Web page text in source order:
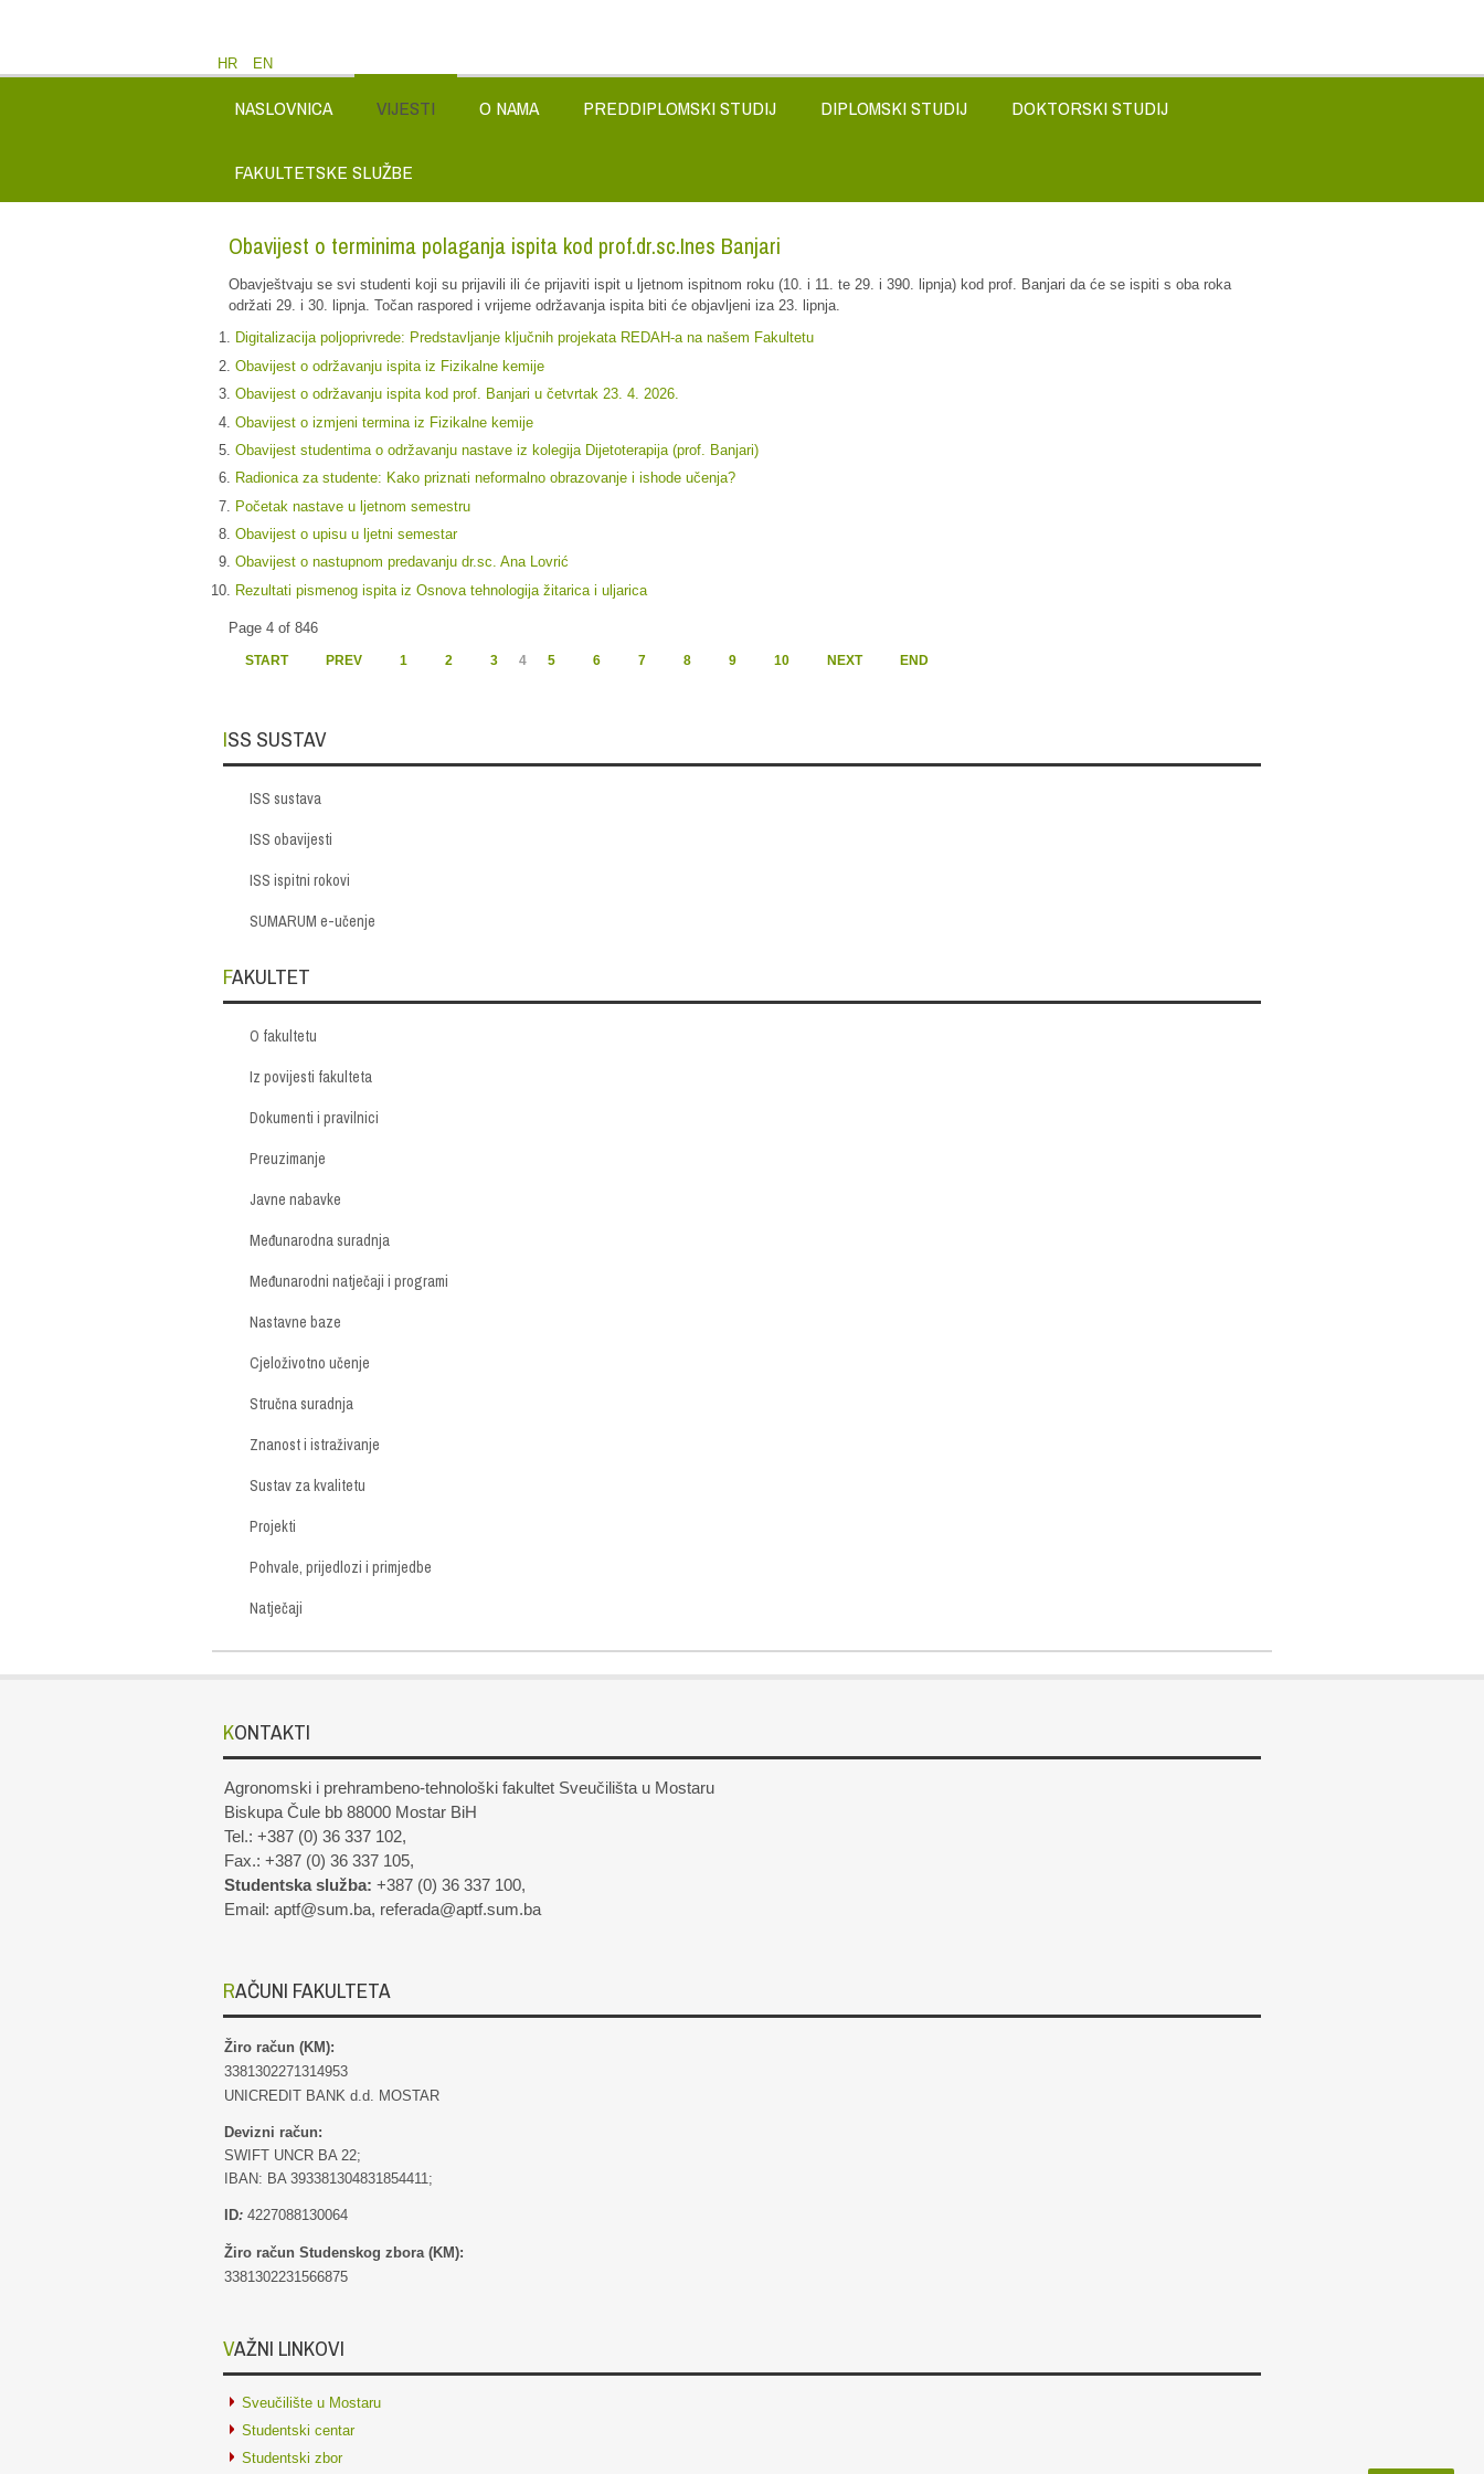
HR EN
NASLOVNICA VIJESTI O NAMA PREDDIPLOMSKI STUDIJ DIPLOMSKI STUDIJ DOKTORSKI STUDIJ
FAKULTETSKE SLUŽBE
Obavijest o terminima polaganja ispita kod prof.dr.sc.Ines Banjari
Obavještvaju se svi studenti koji su prijavili ili će prijaviti ispit u ljetnom ispitnom roku (10. i 11. te 29. i 390. lipnja) kod prof. Banjari da će se ispiti s oba roka
održati 29. i 30. lipnja. Točan raspored i vrijeme održavanja ispita biti će objavljeni iza 23. lipnja.
Digitalizacija poljoprivrede: Predstavljanje ključnih projekata REDAH-a na našem Fakultetu
Obavijest o održavanju ispita iz Fizikalne kemije
Obavijest o održavanju ispita kod prof. Banjari u četvrtak 23. 4. 2026.
Obavijest o izmjeni termina iz Fizikalne kemije
Obavijest studentima o održavanju nastave iz kolegija Dijetoterapija (prof. Banjari)
Radionica za studente: Kako priznati neformalno obrazovanje i ishode učenja?
Početak nastave u ljetnom semestru
Obavijest o upisu u ljetni semestar
Obavijest o nastupnom predavanju dr.sc. Ana Lovrić
Rezultati pismenog ispita iz Osnova tehnologija žitarica i uljarica
Page 4 of 846
START PREV 1 2 3 4 5 6 7 8 9 10 NEXT END
ISS SUSTAV
ISS sustava
ISS obavijesti
ISS ispitni rokovi
SUMARUM e-učenje
FAKULTET
O fakultetu
Iz povijesti fakulteta
Dokumenti i pravilnici
Preuzimanje
Javne nabavke
Međunarodna suradnja
Međunarodni natječaji i programi
Nastavne baze
Cjeloživotno učenje
Stručna suradnja
Znanost i istraživanje
Sustav za kvalitetu
Projekti
Pohvale, prijedlozi i primjedbe
Natječaji
KONTAKTI
Agronomski i prehrambeno-tehnološki fakultet Sveučilišta u Mostaru
Biskupa Čule bb 88000 Mostar BiH
Tel.: +387 (0) 36 337 102,
Fax.: +387 (0) 36 337 105,
Studentska služba: +387 (0) 36 337 100,
Email: aptf@sum.ba, referada@aptf.sum.ba
RAČUNI FAKULTETA
Žiro račun (KM):
3381302271314953
UNICREDIT BANK d.d. MOSTAR
Devizni račun:
SWIFT UNCR BA 22;
IBAN: BA 393381304831854411;
ID: 4227088130064
Žiro račun Studenskog zbora (KM):
3381302231566875
VAŽNI LINKOVI
Sveučilište u Mostaru
Studentski centar
Studentski zbor